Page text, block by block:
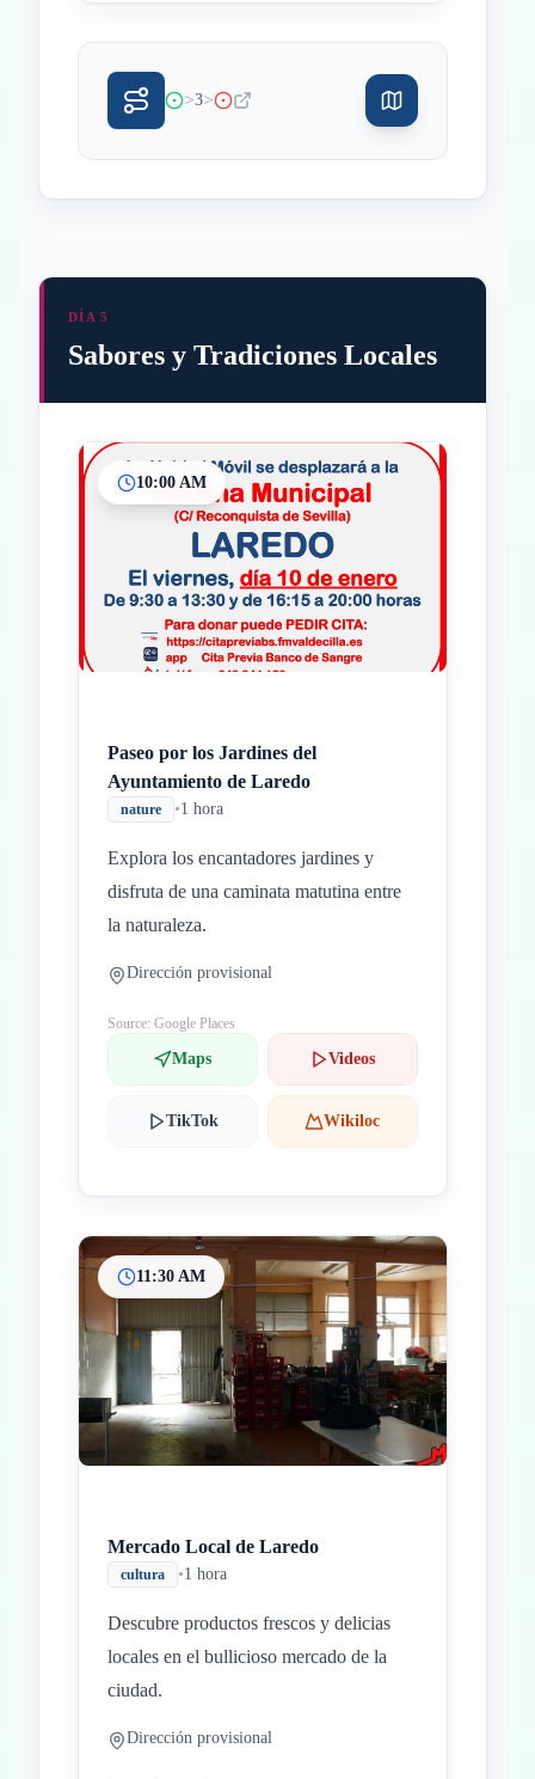
>3>
Inicio
Paradas intermedias
Final
DÍA 5
Sabores y Tradiciones Locales
10:00 AM
Paseo por los Jardines del
Ayuntamiento de Laredo
nature •1 hora
Explora los encantadores jardines y
disfruta de una caminata matutina entre
la naturaleza.
Dirección provisional
Source: Google Places
Maps Videos
TikTok Wikiloc
11:30 AM
Mercado Local de Laredo
cultura •1 hora
Descubre productos frescos y delicias
locales en el bullicioso mercado de la
ciudad.
Dirección provisional